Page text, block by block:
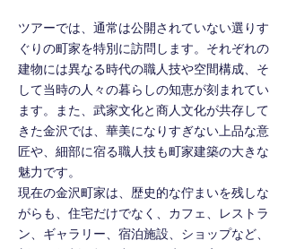
ツアーでは、通常は公開されていない選りす
ぐりの町家を特別に訪問します。それぞれの
建物には異なる時代の職人技や空間構成、そ
して当時の人々の暮らしの知恵が刻まれてい
ます。また、武家文化と商人文化が共存して
きた金沢では、華美になりすぎない上品な意
匠や、細部に宿る職人技も町家建築の大きな
魅力です。
現在の金沢町家は、歴史的な佇まいを残しな
がらも、住宅だけでなく、カフェ、レストラ
ン、ギャラリー、宿泊施設、ショップなど、